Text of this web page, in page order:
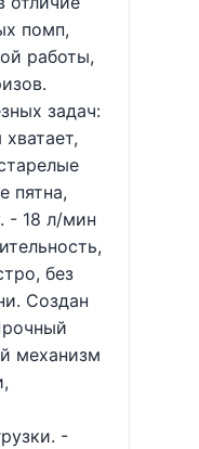
помп,
работы,
задач:
пятна,
- 18 л/мин
без
Создан
механизм
-